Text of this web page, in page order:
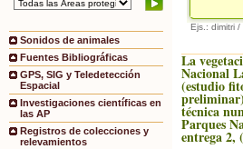
Sonidos de animales
Fuentes Bibliográficas
GPS, SIG y Teledetección
Espacial
Investigaciones científicas en
las AP
Registros de colecciones y
relevamientos
Ejs.: dimitri
La
Nacional
(estudio
técnica
Parques
entrega 2,